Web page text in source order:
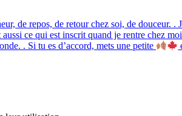
de repos, de retour chez soi, de douceur. .
ce qui est inscrit quand je rentre chez
. Si tu es d’accord, mets une petite